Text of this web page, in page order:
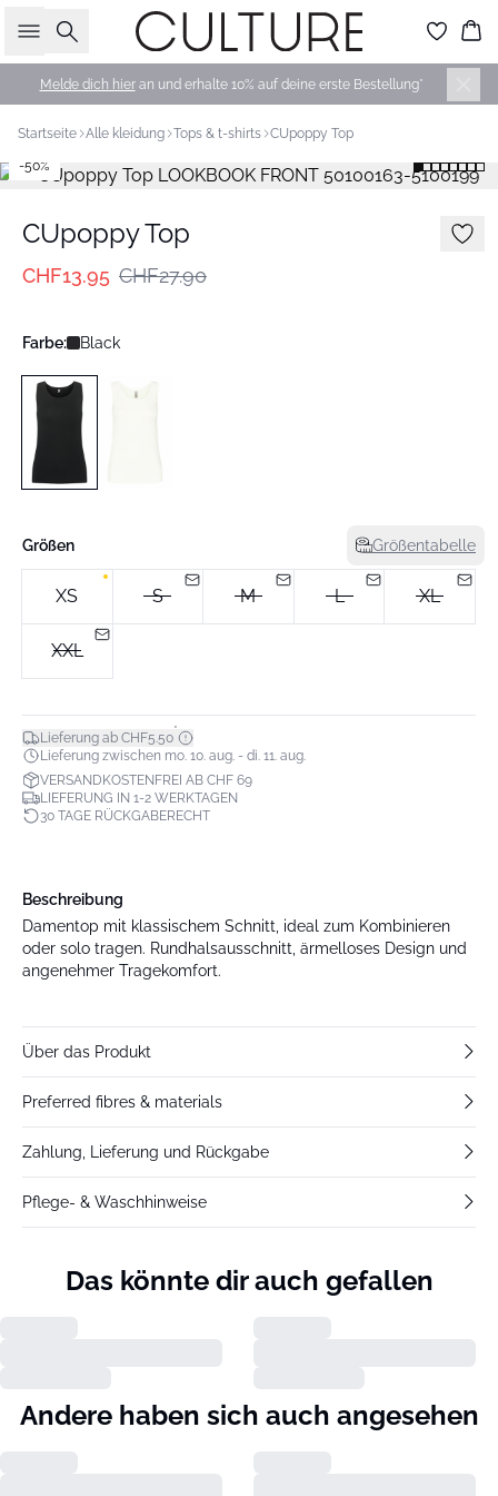
Suche
Melde dich hieran und erhalte 10% auf deine erste Bestellung*
Startseite Alle kleidung Tops & t-shirts CUpoppy Top
-50%
CUpoppy Top
CHF13.95 CHF27.90
Farbe: Black
Größen Größentabelle
XS S M L XL
XXL
Lieferung ab CHF5.50*
Lieferung zwischen mo. 10. aug. - di. 11. aug.
VERSANDKOSTENFREI AB CHF 69
LIEFERUNG IN 1-2 WERKTAGEN
30 TAGE RÜCKGABERECHT
Beschreibung
Damentop mit klassischem Schnitt, ideal zum Kombinieren
oder solo tragen. Rundhalsausschnitt, ärmelloses Design und
angenehmer Tragekomfort.
Über das Produkt
Preferred fibres & materials
Zahlung, Lieferung und Rückgabe
Pflege- & Waschhinweise
Das könnte dir auch gefallen
Andere haben sich auch angesehen